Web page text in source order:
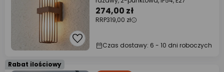
274,00 zł
RRP319,00 zł
Czas dostawy: 6 - 10 dni roboczych
Rabat ilościowy